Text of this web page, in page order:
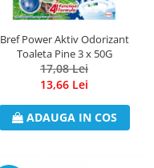
Bref Power Aktiv Odorizant
Toaleta Pine 3 x 50G
17,08 Lei
13,66 Lei
ADAUGA IN COS